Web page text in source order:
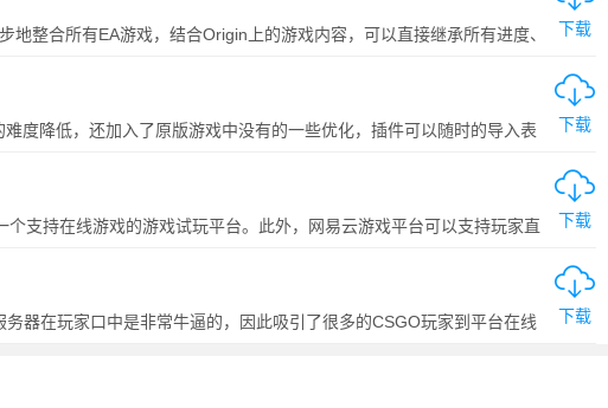
整合所有EA游戏，结合Origin上的游戏内容，可以直接继承所有进度、
下载
度降低，还加入了原版游戏中没有的一些优化，插件可以随时的导入表
下载
支持在线游戏的游戏试玩平台。此外，网易云游戏平台可以支持玩家直
下载
器在玩家口中是非常牛逼的，因此吸引了很多的CSGO玩家到平台在线
下载